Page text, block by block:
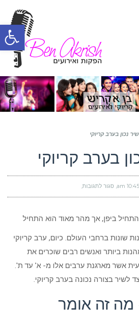
נכון בערב קריוקי
בערב קריוקי
10:45 am סגור לתגובותעל
לשיר
התחיל ביפן, אך מהר מאוד הוא התחיל
שונות ברחבי העולם. כיום, ערב קריוקי
ביותר ואנשים רבים שוכרים את
אשר מארגנת ערבים אלו מ- א' עד ת'.
לשיר בצורה נכונה בערב קריוקי.
מה זה אומר